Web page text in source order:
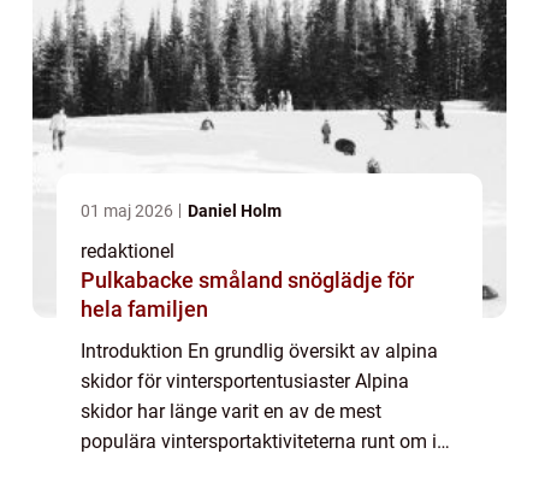
01 maj 2026 Daniel Holm
redaktionel
Pulkabacke småland snöglädje för
hela familjen
Introduktion En grundlig översikt av alpina
skidor för vintersportentusiaster Alpina
skidor har länge varit en av de mest
populära vintersportaktiviteterna runt om i